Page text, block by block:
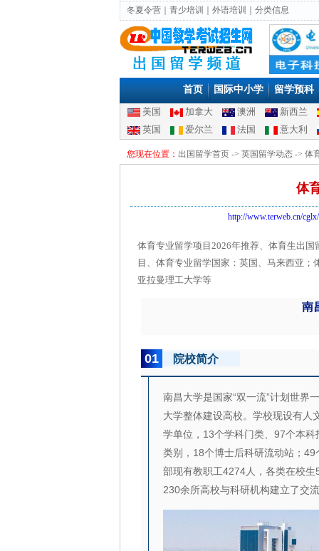
冬夏令营 青少培训 外语培训 分类信息
首页 国际中小学 留学预科
美国 加拿大 澳洲
新西兰
英国
爱尔兰 法国 意大利
您现在位置： 出国留学首页 -> 英国留学动态 -> 体
体
http://www.terweb.cn/cglx/
体育专业留学项目2026年推荐、体育生出
目、体育专业留学国家：英国、马来西亚；
亚拉曼理工大学等
南
01 院校简介
南昌大学是国家“双一流”计划世界
大学整体建设高校。学校现设有人
学单位，13个学科门类、97个本
类别，18个博士后科研流动站；
部现有教职工4274人，各类在校
230余所高校与科研机构建立了交